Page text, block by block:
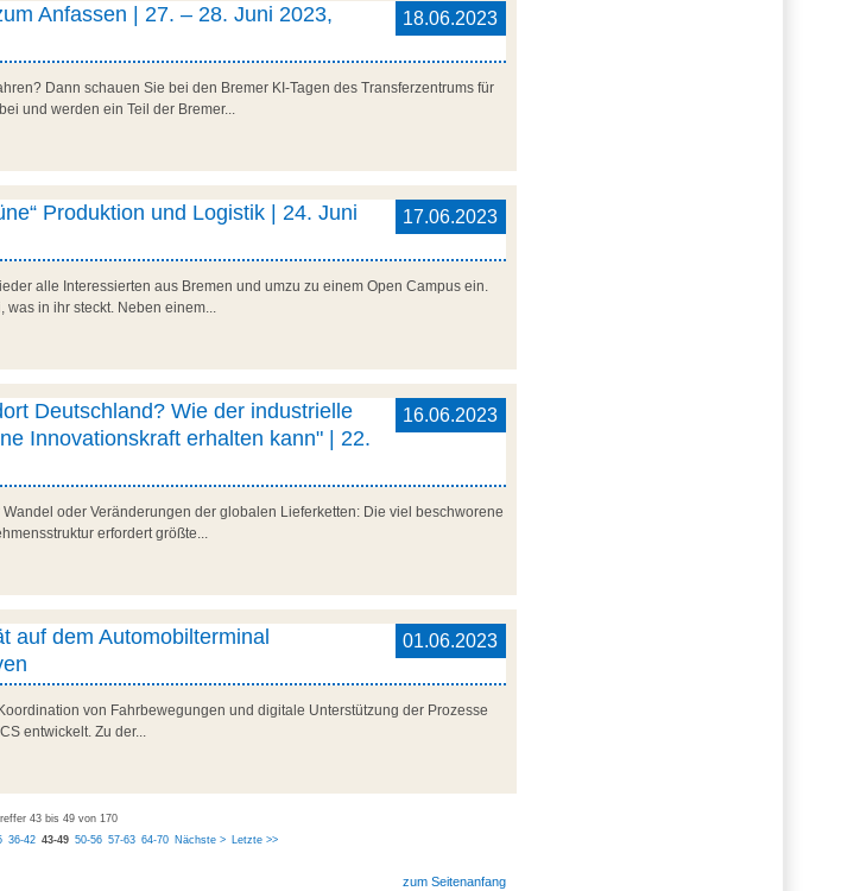
18.06.2023
Anfassen | 27. – 28. Juni 2023,
Dann schauen Sie bei den Bremer KI-Tagen des Transferzentrums für
und werden ein Teil der Bremer...
17.06.2023
Produktion und Logistik | 24. Juni
alle Interessierten aus Bremen und umzu zu einem Open Campus ein.
was in ihr steckt. Neben einem...
16.06.2023
Deutschland? Wie der industrielle
Innovationskraft erhalten kann" | 22.
oder Veränderungen der globalen Lieferketten: Die viel beschworene
erfordert größte...
01.06.2023
auf dem Automobilterminal
von Fahrbewegungen und digitale Unterstützung der Prozesse
entwickelt. Zu der...
43 bis 49 von 170
36-42 43-49 50-56 57-63 64-70 Nächste > Letzte >>
zum Seitenanfang